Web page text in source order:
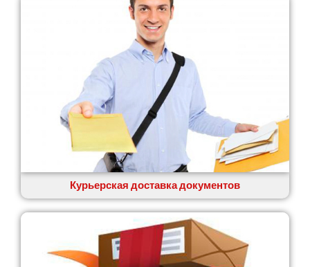
Великий Омеляник
Верхнеднепровск
Вита-Почтовая
Вольнянск
Вознесенск
Курьерская доставка документов